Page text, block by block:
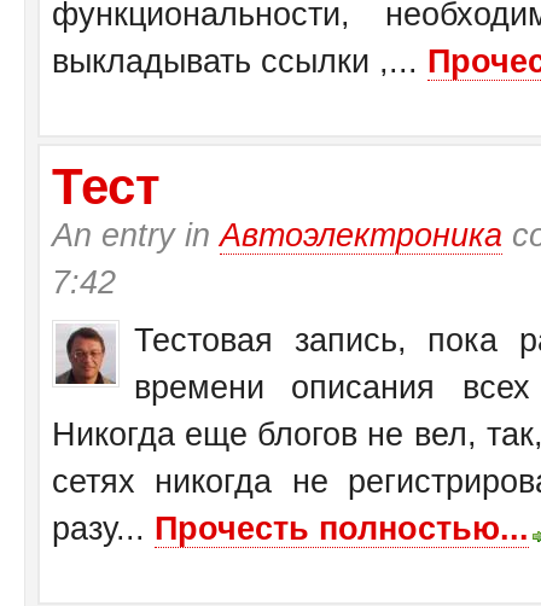
функциональности,
выкладывать ссылки ,...
Тест
An entry inАвтоэлектроника
7:42
Тестовая запись, пока
времени описания
Никогда еще блогов не вел,
сетях никогда не
разу... Прочесть полностью...